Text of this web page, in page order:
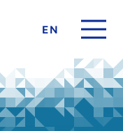
EN